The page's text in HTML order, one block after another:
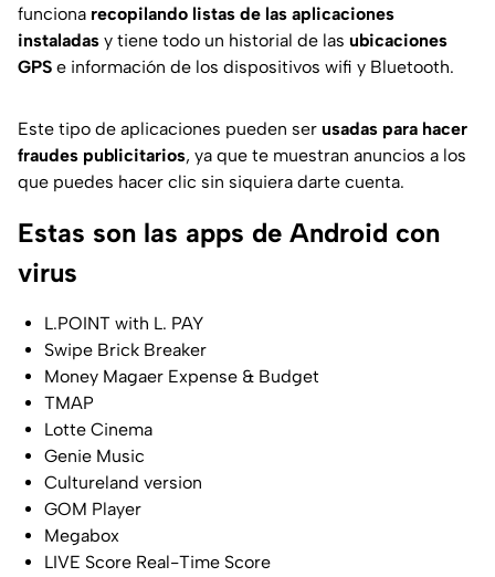
funciona recopilando listas de las aplicaciones
instaladas y tiene todo un historial de las ubicaciones
GPS e información de los dispositivos wifi y Bluetooth.
Este tipo de aplicaciones pueden ser usadas para hacer
fraudes publicitarios, ya que te muestran anuncios a los
que puedes hacer clic sin siquiera darte cuenta.
Estas son las apps de Android con
virus
L.POINT with L. PAY
Swipe Brick Breaker
Money Magaer Expense & Budget
TMAP
Lotte Cinema
Genie Music
Cultureland version
GOM Player
Megabox
LIVE Score Real-Time Score